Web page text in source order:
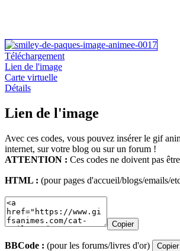
Téléchargement
Lien de l'image
Carte virtuelle
Détails
Lien de l'image
Avec ces codes, vous pouvez insérer le gif
internet, sur votre blog ou sur un forum !
ATTENTION : Ces codes ne doivent pas
HTML : (pour pages d'accueil/blogs/emails/
Copier
BBCode : (pour les forums/livres d'or) Copier